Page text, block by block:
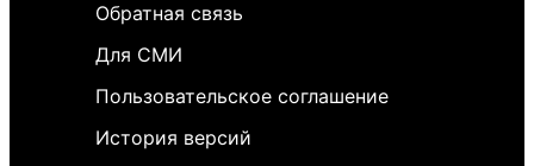
Обратная связь
Для СМИ
Пользовательское соглашение
История версий